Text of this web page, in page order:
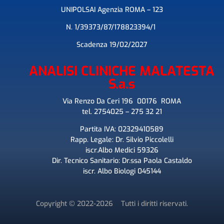
UNIPOLSAI Agenzia ROMA – 123
N.1/39373/87/178823394/1
Scadenza 19/02/2027
ANALISI CLINICHE MALATESTA
S.a.s
Via Renzo Da Ceri 196 00176 ROMA
tel. 2754025 – 275 32 21
Partita IVA: 02329410589
Rapp. Legale: Dr. Silvio Piccolelli
iscr.Albo Medici 59326
Dir. Tecnico Sanitario: Dr.ssa Paola Castaldo
iscr. Albo Biologi 045144
Copyright © 2022-2026 Tutti i diritti riservati.